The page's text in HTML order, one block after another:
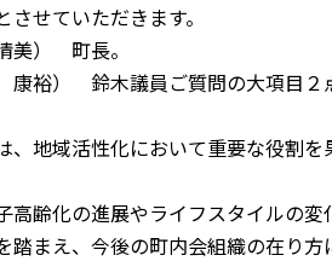
せていただきます。
美） 町長。
裕） 鈴木議員ご質問の大項目２
、地域活性化において重要な役割
高齢化の進展やライフスタイルの
踏まえ、今後の町内会組織の在り方